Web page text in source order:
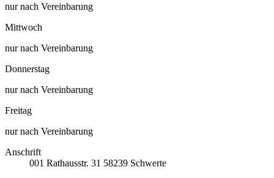
nur nach Vereinbarung
Mittwoch
nur nach Vereinbarung
Donnerstag
nur nach Vereinbarung
Freitag
nur nach Vereinbarung
Anschrift
001 Rathausstr. 31 58239 Schwerte